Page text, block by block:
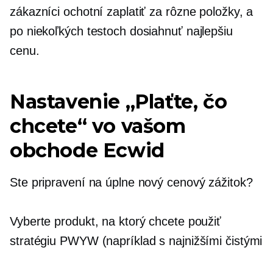
zákazníci ochotní zaplatiť za rôzne položky, a
po niekoľkých testoch dosiahnuť najlepšiu
cenu.
Nastavenie „Plaťte, čo
chcete“ vo vašom
obchode Ecwid
Ste pripravení na úplne nový cenový zážitok?
Vyberte produkt, na ktorý chcete použiť
stratégiu PWYW (napríklad s najnižšími čistými